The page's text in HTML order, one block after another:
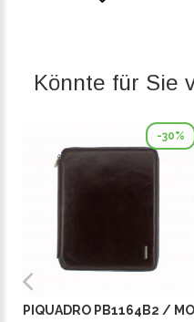
Könnte für Sie
-30%
PIQUADRO PB1164B2 / MO